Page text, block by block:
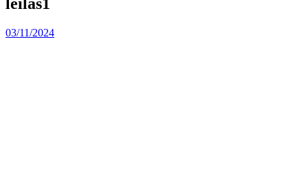
03/11/2024